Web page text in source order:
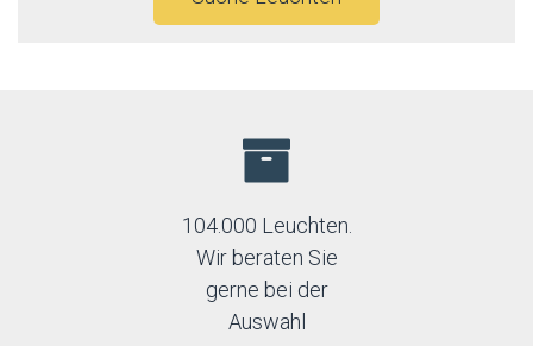
104.000 Leuchten.
Wir beraten Sie
gerne bei der
Auswahl